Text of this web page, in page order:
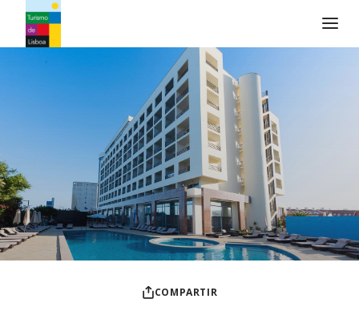
Logo de Turismo de Lisboa
COMPARTIR